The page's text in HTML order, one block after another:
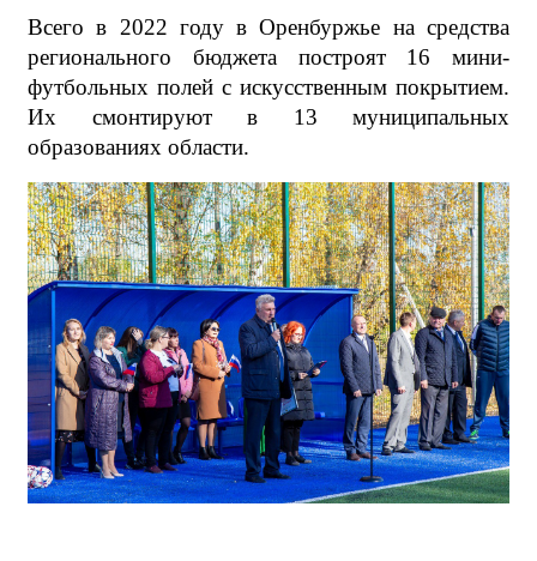
Всего в 2022 году в Оренбуржье на средства
регионального бюджета построят 16 мини-
футбольных полей с искусственным покрытием.
Их смонтируют в 13 муниципальных
образованиях области.